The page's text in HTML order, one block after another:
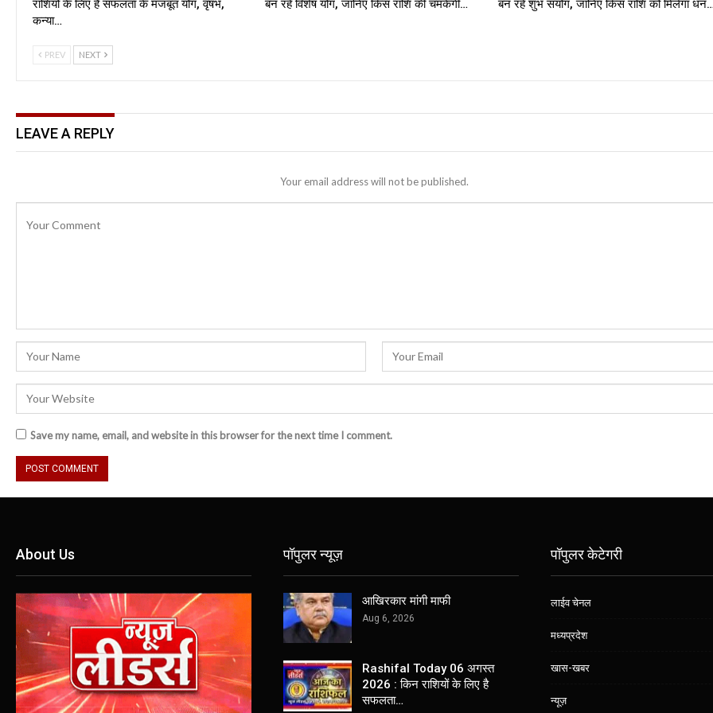
राशियों के लिए है सफलता के मजबूत योग, वृषभ,
कन्या…
बन रहे विशेष योग, जानिए किस राशि की चमकेगी… बन रहे शुभ संयोग, जानिए किस राशि को मिलेगा
PREV NEXT
LEAVE A REPLY
Your email address will not be published.
Save my name, email, and website in this browser for the next time I comment.
About Us पॉपुलर न्यूज़
आखिरकार मांगी माफी
Aug 6, 2026
Rashifal Today 06 अगस्त
2026 : किन राशियों के लिए है
सफलता…
पॉपुलर केटेगरी
लाईव चेनल
मध्यप्रदेश
खास-खबर
न्यूज़